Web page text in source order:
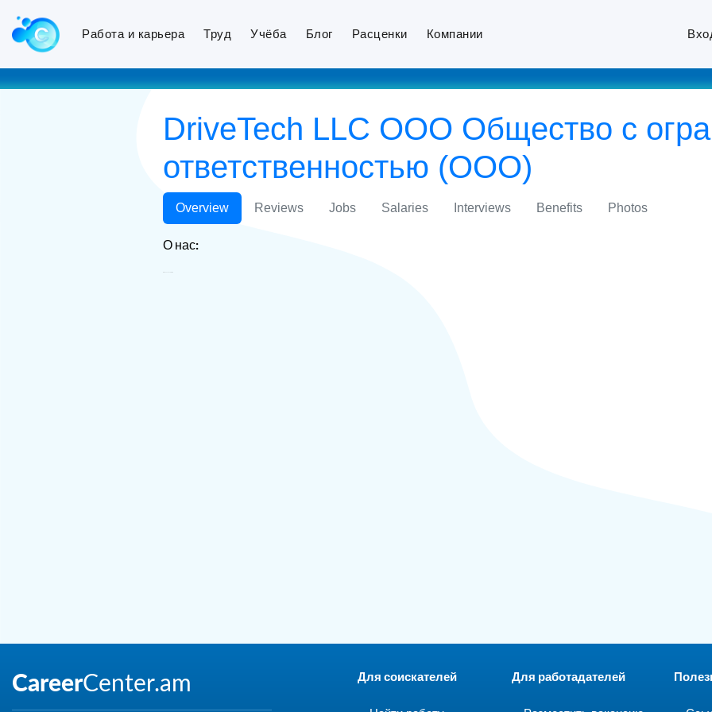
Работа и карьера Труд Учёба Блог Расценки Компании
DriveTech LLC ООО Общество с
ответственностью (ООО)
Overview Reviews Jobs Salaries Interviews Benefits Photos
О нас:
Для соискателей Для работадателей